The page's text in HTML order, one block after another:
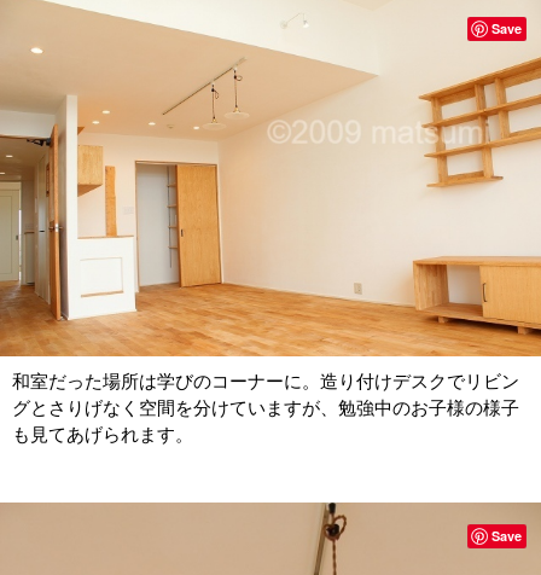
和室だった場所は学びのコーナーに。造り付けデスクでリビン
グとさりげなく空間を分けていますが、勉強中のお子様の様子
も見てあげられます。
Save
Save